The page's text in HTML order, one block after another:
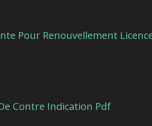
Pour Renouvellement
Contre Indication Pdf